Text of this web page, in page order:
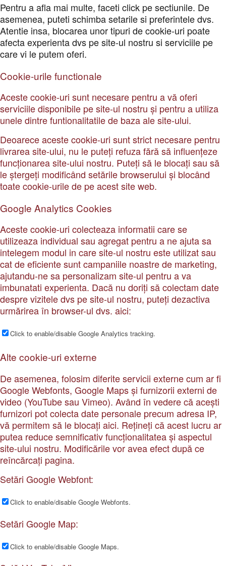
Pentru a afla mai multe, faceti click pe sectiunile. De
asemenea, puteti schimba setarile si preferintele dvs.
Atentie insa, blocarea unor tipuri de cookie-uri poate
afecta experienta dvs pe site-ul nostru si serviciile pe
care vi le putem oferi.
Cookie-urile functionale
Aceste cookie-uri sunt necesare pentru a vă oferi
serviciile disponibile pe site-ul nostru și pentru a utiliza
unele dintre funtionalitatile de baza ale site-ului.
Deoarece aceste cookie-uri sunt strict necesare pentru
livrarea site-ului, nu le puteți refuza fără să influențeze
funcționarea site-ului nostru. Puteți să le blocați sau să
le ștergeți modificând setările browserului și blocând
toate cookie-urile de pe acest site web.
Google Analytics Cookies
Aceste cookie-uri colecteaza informatii care se
utilizeaza individual sau agregat pentru a ne ajuta sa
intelegem modul in care site-ul nostru este utilizat sau
cat de eficiente sunt campaniile noastre de marketing,
ajutandu-ne sa personalizam site-ul pentru a va
imbunatati experienta. Dacă nu doriți să colectam date
despre vizitele dvs pe site-ul nostru, puteți dezactiva
urmărirea în browser-ul dvs. aici:
Click to enable/disable Google Analytics tracking.
Alte cookie-uri externe
De asemenea, folosim diferite servicii externe cum ar fi
Google Webfonts, Google Maps și furnizorii externi de
video (YouTube sau Vimeo). Având în vedere că acești
furnizori pot colecta date personale precum adresa IP,
vă permitem să le blocați aici. Rețineți că acest lucru ar
putea reduce semnificativ funcționalitatea și aspectul
site-ului nostru. Modificările vor avea efect după ce
reîncărcați pagina.
Setări Google Webfont:
Click to enable/disable Google Webfonts.
Setări Google Map:
Click to enable/disable Google Maps.